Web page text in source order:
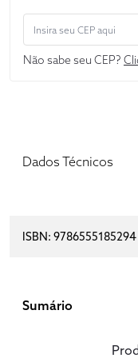
Não sabe seu CEP?
Dados Técnicos
ISBN:
Sumário